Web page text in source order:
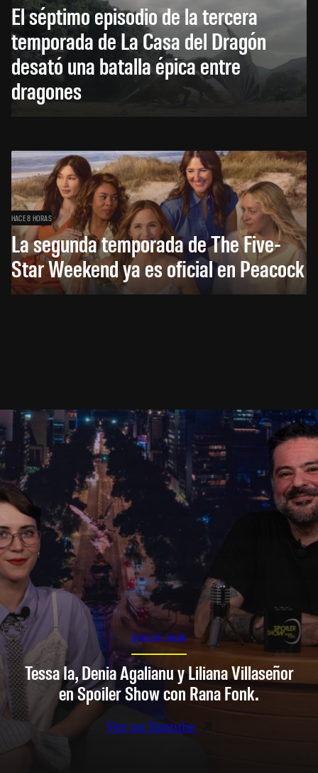
El séptimo episodio de la tercera
temporada de La Casa del Dragón
desató una batalla épica entre
dragones
HACE 8 HORAS
La segunda temporada de The Five-
Star Weekend ya es oficial en Peacock
SPOILER SHOW
Tessa Ia, Denia Agalianu y Liliana Villaseñor
en Spoiler Show con Rana Fonk.
Ver en Youtube